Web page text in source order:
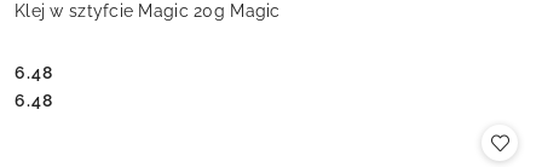
Klej w sztyfcie Magic 20g Magic
Cena:
6.48
Cena:
6.48